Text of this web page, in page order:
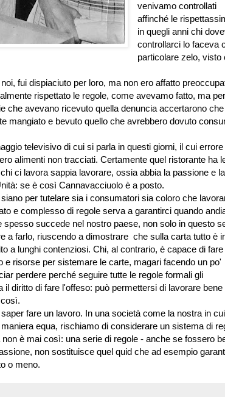
venivamo controllati
affinché le
in quegli anni chi
controllarci lo faceva
particolare zelo, visto
fui dispiaciuto per loro, ma non ero affatto
rispettato le regole, come avevamo fatto, ma
che avevano ricevuto quella denuncia accertarono che
mangiato e bevuto quello che avrebbero dovuto
televisivo di cui si parla in questi giorni, il cui errore
alimenti non tracciati. Certamente quel ristorante ha
ci lavora sappia lavorare, ossia abbia la passione e
se è così Cannavacciuolo è a posto.
per tutelare sia i consumatori sia coloro che
e complesso di regole serva a garantirci quando
succede nel nostro paese, non solo in questo
a farlo, riuscendo a dimostrare che sulla carta tutto è
a lunghi contenziosi. Chi, al contrario, è capace di fare
risorse per sistemare le carte, magari facendo un po'
perdere perché seguire tutte le regole formali gli
diritto di fare l'offeso: può permettersi di lavorare bene
fare un lavoro. In una società come la nostra in
equa, rischiamo di considerare un sistema di
è mai così: una serie di regole - anche se fossero
non sostituisce quel quid che ad esempio
o meno.